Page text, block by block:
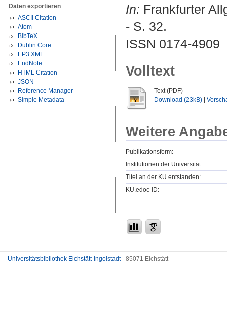
Daten exportieren
ASCII Citation
Atom
BibTeX
Dublin Core
EP3 XML
EndNote
HTML Citation
JSON
Reference Manager
Simple Metadata
In: Frankfurter
- S. 32.
ISSN 0174-4909
Volltext
Text (PDF)
Download (23kB)
Weitere
Publikationsform:
Institutionen der Universität:
Titel an der KU entstanden:
KU.edoc-ID:
Universitätsbibliothek Eichstätt-Ingolstadt- 85071 Eichstätt